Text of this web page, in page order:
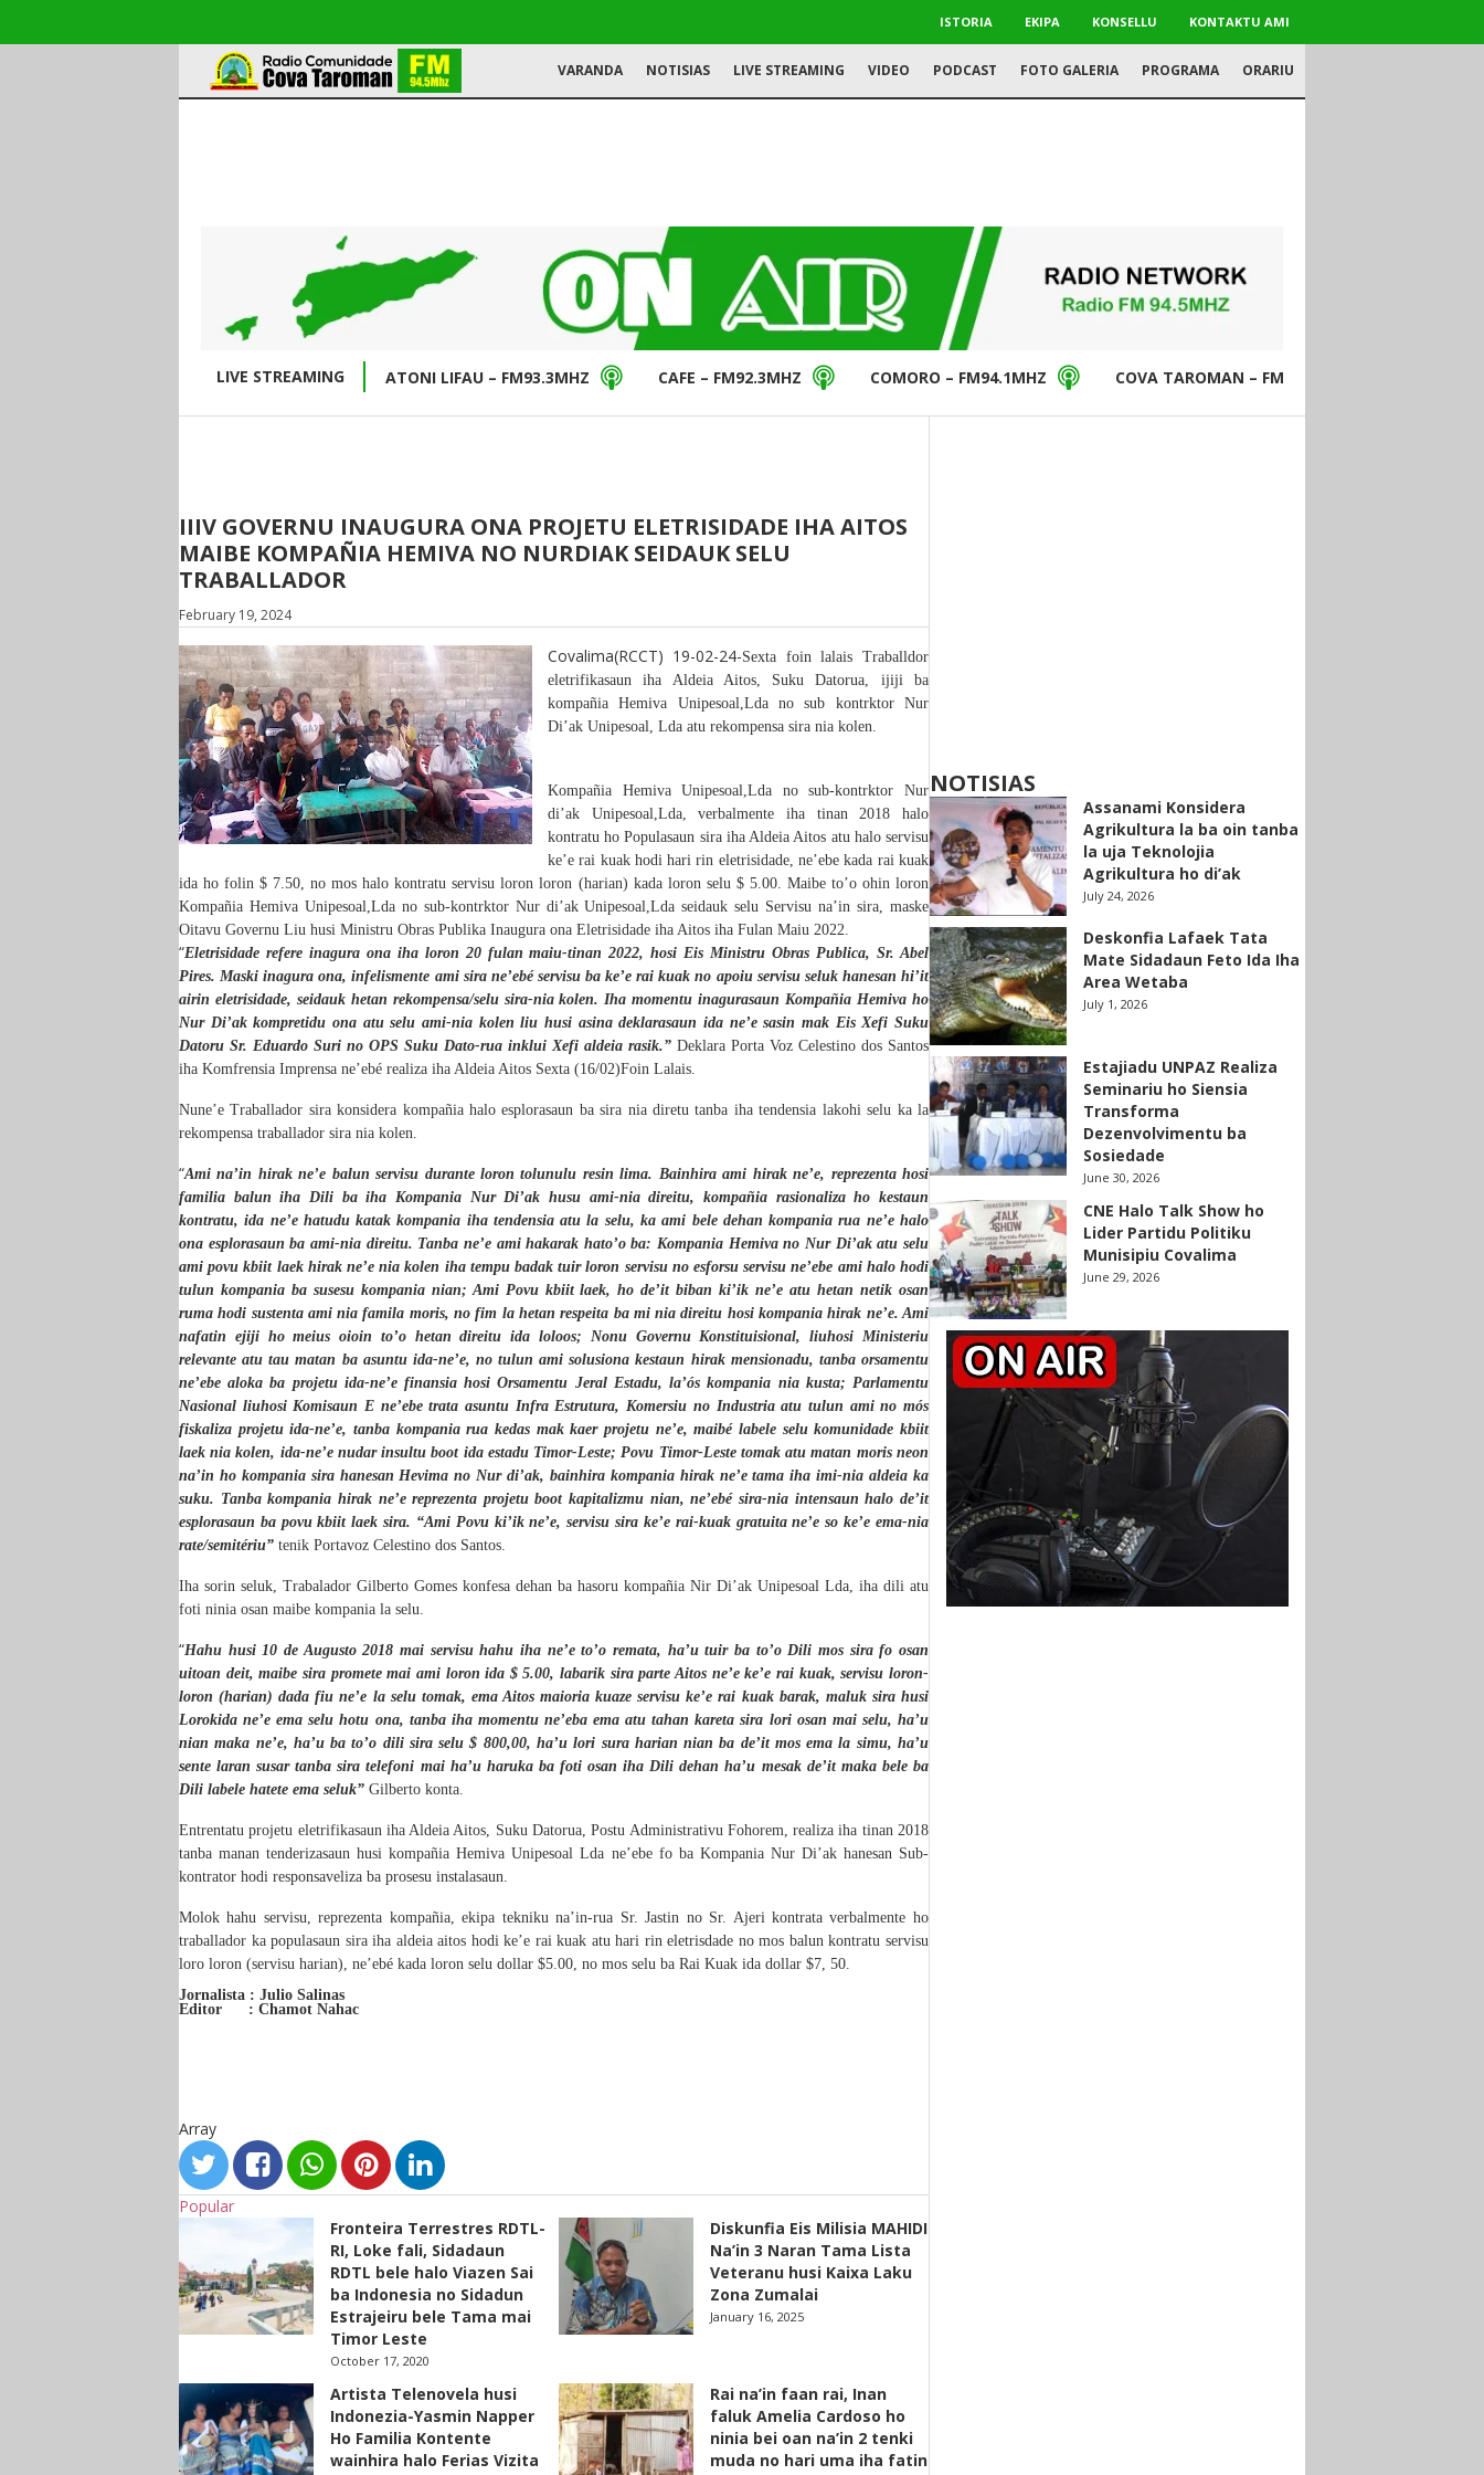
ISTORIA EKIPA KONSELLU KONTAKTU AMI
VARANDA NOTISIAS LIVE STREAMING VIDEO PODCAST FOTO GALERIA PROGRAMA ORARIU
LIVE STREAMING ATONI LIFAU – FM93.3MHZ CAFE – FM92.3MHZ COMORO – FM94.1MHZ COVA TAROMAN – FM94.5MHZ
IIIV GOVERNU INAUGURA ONA PROJETU ELETRISIDADE IHA AITOS
MAIBE KOMPAÑIA HEMIVA NO NURDIAK SEIDAUK SELU
TRABALLADOR
February 19, 2024
Covalima(RCCT) 19-02-24-Sexta foin lalais Traballdor
eletrifikasaun iha Aldeia Aitos, Suku Datorua, ijiji ba
kompañia Hemiva Unipesoal,Lda no sub kontrktor Nur
Di’ak Unipesoal, Lda atu rekompensa sira nia kolen.
Kompañia Hemiva Unipesoal,Lda no sub-kontrktor Nur
di’ak Unipesoal,Lda, verbalmente iha tinan 2018 halo
kontratu ho Populasaun sira iha Aldeia Aitos atu halo servisu
ke’e rai kuak hodi hari rin eletrisidade, ne’ebe kada rai kuak
ida ho folin $ 7.50, no mos halo kontratu servisu loron loron (harian) kada loron selu $ 5.00. Maibe to’o ohin loron
Kompañia Hemiva Unipesoal,Lda no sub-kontrktor Nur di’ak Unipesoal,Lda seidauk selu Servisu na’in sira, maske
Oitavu Governu Liu husi Ministru Obras Publika Inaugura ona Eletrisidade iha Aitos iha Fulan Maiu 2022.
“Eletrisidade refere inagura ona iha loron 20 fulan maiu-tinan 2022, hosi Eis Ministru Obras Publica, Sr. Abel
Pires. Maski inagura ona, infelismente ami sira ne’ebé servisu ba ke’e rai kuak no apoiu servisu seluk hanesan hi’it
airin eletrisidade, seidauk hetan rekompensa/selu sira-nia kolen. Iha momentu inagurasaun KompañiaHemiva ho
Nur Di’ak kompretidu ona atu selu ami-nia kolen liu husi asina deklarasaun ida ne’e sasin mak Eis Xefi Suku
Datoru Sr. Eduardo Suri no OPS Suku Dato-rua inklui Xefi aldeia rasik.” Deklara Porta Voz Celestino dos Santos
iha Komfrensia Imprensa ne’ebé realiza iha Aldeia Aitos Sexta (16/02)Foin Lalais.
Nune’e Traballador sira konsidera kompañia halo esplorasaun ba sira nia diretu tanba iha tendensia lakohi selu ka la
rekompensa traballador sira nia kolen.
“Ami na’in hirak ne’e balun servisu durante loron tolunulu resin lima. Bainhira ami hirak ne’e, reprezenta hosi
familia balun iha Dili ba iha Kompania Nur Di’ak husu ami-nia direitu, kompañia rasionaliza ho kestaun
kontratu, ida ne’e hatudu katak kompania iha tendensia atu la selu, ka ami bele dehan kompania rua ne’e halo
ona esplorasaun ba ami-nia direitu. Tanba ne’e ami hakarak hato’o ba:Kompania Hemiva no Nur Di’ak atu selu
ami povu kbiit laek hirak ne’e nia kolen iha tempu badak tuir loron servisu no esforsu servisu ne’ebe ami halo hodi
tulun kompania ba susesu kompania nian; Ami Povu kbiit laek, ho de’it biban ki’ik ne’e atu hetan netik osan
ruma hodi sustenta ami nia famila moris, no fim la hetan respeita ba mi nia direitu hosi kompania hirak ne’e. Ami
nafatin ejiji ho meius oioin to’o hetan direitu ida loloos; Nonu Governu Konstituisional, liuhosi Ministeriu
relevante atu tau matan ba asuntu ida-ne’e, no tulun ami solusiona kestaun hirak mensionadu, tanba orsamentu
ne’ebe aloka ba projetu ida-ne’e finansia hosi Orsamentu Jeral Estadu, la’ós kompania nia kusta; Parlamentu
Nasional liuhosi Komisaun E ne’ebe trata asuntu Infra Estrutura, Komersiu no Industria atu tulun ami no mós
fiskaliza projetu ida-ne’e, tanba kompania rua kedas mak kaer projetu ne’e, maibé labele selu komunidade kbiit
laek nia kolen, ida-ne’e nudar insultu boot ida estadu Timor-Leste;Povu Timor-Leste tomak atu matan moris neon
na’in ho kompania sira hanesan Hevima no Nur di’ak, bainhira kompania hirak ne’e tama iha imi-nia aldeia ka
suku. Tanba kompania hirak ne’e reprezenta projetu boot kapitalizmu nian, ne’ebé sira-nia intensaun halo de’it
esplorasaun ba povu kbiit laek sira. “Ami Povu ki’ik ne’e, servisu sira ke’e rai-kuak gratuita ne’e so ke’e ema-nia
rate/semitériu” tenik Portavoz Celestino dos Santos.
Iha sorin seluk, Trabalador Gilberto Gomes konfesa dehan ba hasoru kompañia Nir Di’ak Unipesoal Lda, iha dili atu
foti ninia osan maibe kompania la selu.
“Hahu husi 10 de Augusto2018 mai servisu hahu iha ne’e to’o remata, ha’u tuir ba to’o Dili mos sira fo osan
uitoan deit, maibe sira promete mai ami loron ida $ 5.00, labarik sira parte Aitos ne’e ke’e rai kuak, servisu loron-
loron (harian) dada fiu ne’e la selu tomak, ema Aitos maioria kuaze servisu ke’e rai kuak barak, maluk sira husi
Lorokida ne’e ema selu hotu ona, tanba iha momentu ne’eba ema atu tahan kareta sira lori osan mai selu, ha’u
nian maka ne’e, ha’u ba to’o dili sira selu $ 800,00, ha’u lori sura harian nian ba de’it mos ema la simu, ha’u
sente laran susar tanba sira telefoni mai ha’u haruka ba foti osan iha Dili dehan ha’u mesak de’it maka bele ba
Dili labele hatete ema seluk” Gilberto konta.
Entrentatu projetu eletrifikasaun iha Aldeia Aitos, Suku Datorua, Postu Administrativu Fohorem, realiza iha tinan 2018
tanba manan tenderizasaun husi kompañia Hemiva Unipesoal Lda ne’ebe fo ba Kompania Nur Di’ak hanesan Sub-
kontrator hodi responsaveliza ba prosesu instalasaun.
Molok hahu servisu, reprezenta kompañia, ekipa tekniku na’in-rua Sr. Jastin no Sr. Ajeri kontrata verbalmente ho
traballador kapopulasaun sira iha aldeia aitos hodi ke’e rai kuak atu hari rin eletrisdade no mos balunkontratu servisu
loro loron (servisu harian), ne’ebé kada loron selu dollar $5.00, no mos selu ba Rai Kuak ida dollar $7, 50.
Jornalista : Julio Salinas
Editor : Chamot Nahac
Array
Popular
Fronteira Terrestres RDTL-
RI, Loke fali, Sidadaun
RDTL bele halo Viazen Sai
ba Indonesia no Sidadun
Estrajeiru bele Tama mai
Timor Leste
October 17, 2020
Diskunfia Eis Milisia MAHIDI
Na’in 3 Naran Tama Lista
Veteranu husi Kaixa Laku
Zona Zumalai
January 16, 2025
Artista Telenovela husi
Indonezia-Yasmin Napper
Ho Familia Kontente
wainhira halo Ferias Vizita
Rai na’in faan rai, Inan
faluk Amelia Cardoso ho
ninia bei oan na’in 2 tenki
muda no hari uma iha fatin
NOTISIAS
Assanami Konsidera
Agrikultura la ba oin tanba
la uja Teknolojia
Agrikultura ho di’ak
July 24, 2026
Deskonfia Lafaek Tata
Mate Sidadaun Feto Ida Iha
Area Wetaba
July 1, 2026
Estajiadu UNPAZ Realiza
Seminariu ho Siensia
Transforma
Dezenvolvimentu ba
Sosiedade
June 30, 2026
CNE Halo Talk Show ho
Lider Partidu Politiku
Munisipiu Covalima
June 29, 2026